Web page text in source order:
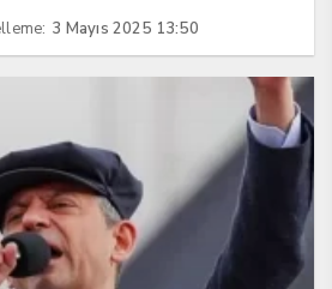
3 Mayıs 2025 13:50